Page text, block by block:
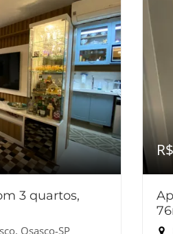
3 quartos,
Osasco-SP